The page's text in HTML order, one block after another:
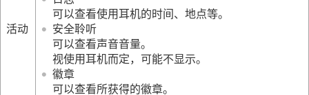
活动
可以查看使用耳机的时间、地点等。
安全聆听
可以查看声音音量。
视使用耳机而定，可能不显示。
徽章
可以查看所获得的徽章。